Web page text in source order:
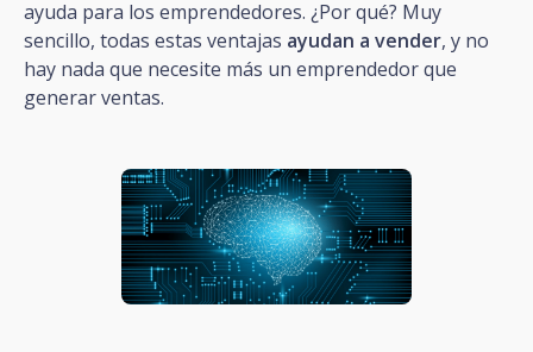
ayuda para los emprendedores. ¿Por qué? Muy
sencillo, todas estas ventajas ayudan a vender, y no
hay nada que necesite más un emprendedor que
generar ventas.